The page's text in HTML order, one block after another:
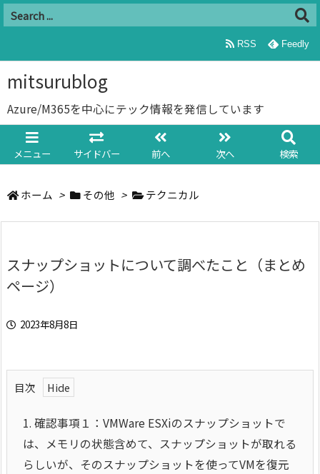
mitsurublog
Azure/M365を中心にテック情報を発信しています
メニュー サイドバー 前へ 次へ 検索
RSS Feedly
ホーム > その他 > テクニカル
スナップショットについて調べたこと（まとめ
ページ）
2023年8月8日
目次
1. 確認事項１：VMWare ESXiのスナップショットで
は、メモリの状態含めて、スナップショットが取れる
らしいが、そのスナップショットを使ってVMを復元